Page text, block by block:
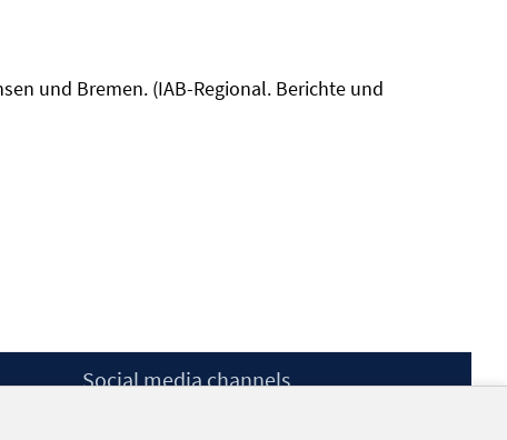
und Bremen. (IAB-Regional. Berichte und
Social media channels